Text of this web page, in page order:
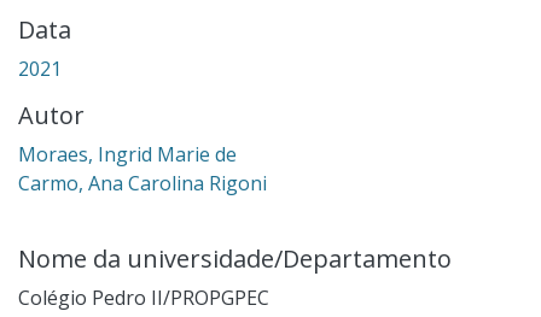
Data
2021
Autor
Moraes, Ingrid Marie de
Carmo, Ana Carolina Rigoni
Nome da universidade/Departamento
Colégio Pedro II/PROPGPEC